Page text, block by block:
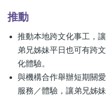
推動
推動本地跨文化事工，讓
弟兄姊妹平日也可有跨文
化體驗。
與機構合作舉辦短期關愛
服務／體驗，讓弟兄姊妹